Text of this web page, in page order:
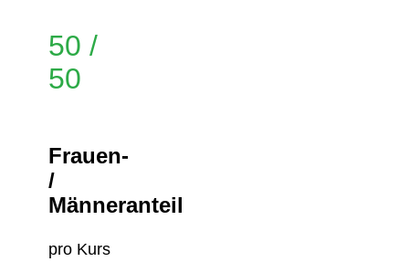
50 /
50
Frauen-
/
Männeranteil
pro Kurs